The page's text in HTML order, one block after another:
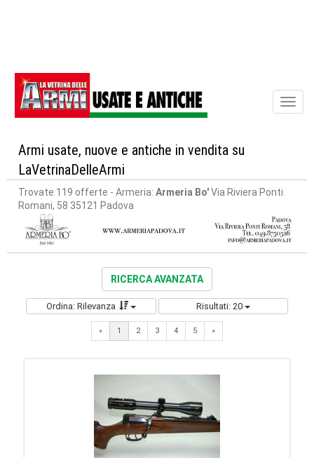
Armi usate, nuove e antiche in vendita su
LaVetrinaDelleArmi
Trovate 119 offerte - Armeria: Armeria Bo'Via Riviera Ponti
Romani, 58 35121 Padova
RICERCA AVANZATA
Ordina: Rilevanza Risultati: 20
« 1 2 3 4 5 »Next